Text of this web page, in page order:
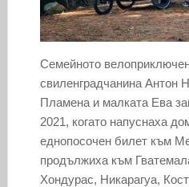
Семейното
свиленградчанина Антон
Пламена и малката Ева
2021, когато напуснаха
еднопосочен билет към
продължиха към
Хондурас, Никарагуа,